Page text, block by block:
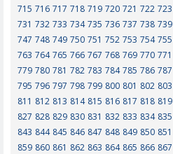
715 716 717 718 719 720 721 722 723
731 732 733 734 735 736 737 738 739
747 748 749 750 751 752 753 754 755
763 764 765 766 767 768 769 770 771
779 780 781 782 783 784 785 786 787
795 796 797 798 799 800 801 802 803
811 812 813 814 815 816 817 818 819
827 828 829 830 831 832 833 834 835
843 844 845 846 847 848 849 850 851
859 860 861 862 863 864 865 866 867